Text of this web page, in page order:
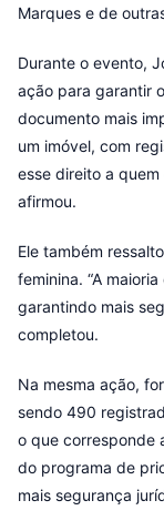
Marques e de
Durante o evento,
ação para garantir
documento mais
um imóvel, com
esse direito a
afirmou.
Ele também
feminina. “A
garantindo mais
completou.
Na mesma ação,
sendo 490
o que corresponde
do programa de
mais segurança